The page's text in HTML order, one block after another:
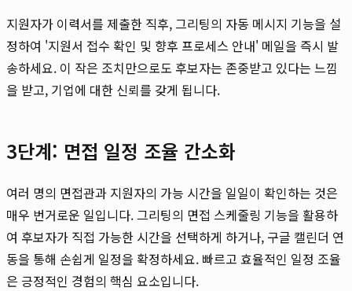
지원자가 이력서를 제출한 직후, 그리팅의 자동 메시지 기능을 설
정하여 '지원서 접수 확인 및 향후 프로세스 안내' 메일을 즉시 발
송하세요. 이 작은 조치만으로도 후보자는 존중받고 있다는 느낌
을 받고, 기업에 대한 신뢰를 갖게 됩니다.
3단계: 면접 일정 조율 간소화
여러 명의 면접관과 지원자의 가능 시간을 일일이 확인하는 것은
매우 번거로운 일입니다. 그리팅의 면접 스케줄링 기능을 활용하
여 후보자가 직접 가능한 시간을 선택하게 하거나, 구글 캘린더 연
동을 통해 손쉽게 일정을 확정하세요. 빠르고 효율적인 일정 조율
은 긍정적인 경험의 핵심 요소입니다.